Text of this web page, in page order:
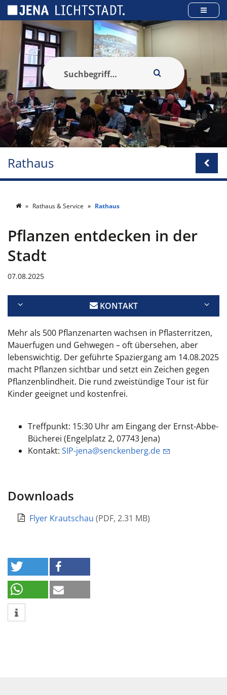
Rathaus
Rathaus & Service Rathaus
Pflanzen entdecken in der
Stadt
07.08.2025
KONTAKT
Mehr als 500 Pflanzenarten wachsen in Pflasterritzen,
Mauerfugen und Gehwegen – oft übersehen, aber
lebenswichtig. Der geführte Spaziergang am 14.08.2025
macht Pflanzen sichtbar und setzt ein Zeichen gegen
Pflanzenblindheit. Die rund zweistündige Tour ist für
Kinder geeignet und kostenfrei.
Treffpunkt: 15:30 Uhr am Eingang der Ernst-Abbe-
Bücherei (Engelplatz 2, 07743 Jena)
Kontakt: SIP-jena@senckenberg.de
Downloads
Flyer Krautschau (PDF, 2.31 MB)
Cookie-Einstellungen